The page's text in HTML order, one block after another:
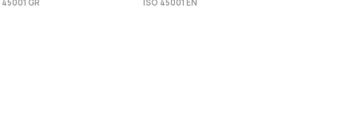
GR ISO 45001 EN